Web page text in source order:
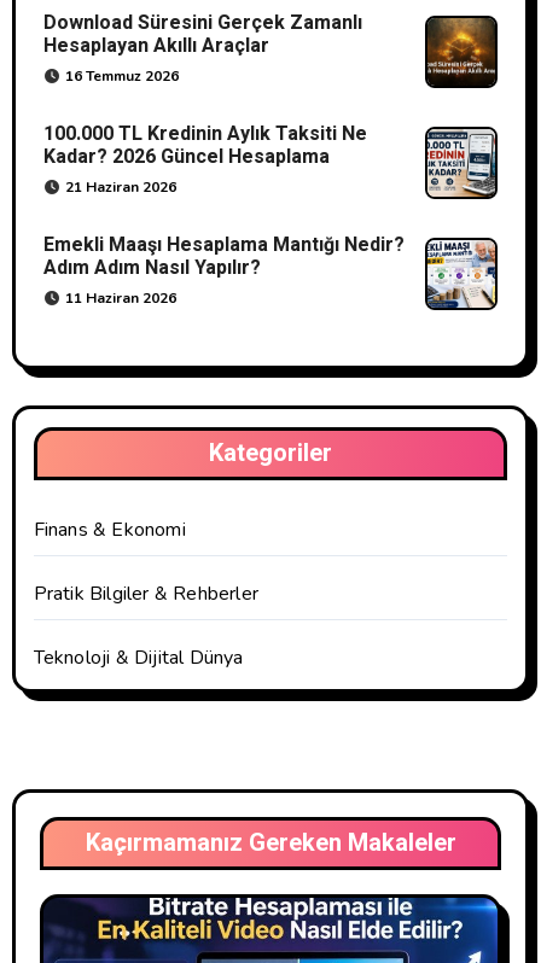
Download Süresini Gerçek Zamanlı
Hesaplayan Akıllı Araçlar
16 Temmuz 2026
100.000 TL Kredinin Aylık Taksiti Ne
Kadar? 2026 Güncel Hesaplama
21 Haziran 2026
Emekli Maaşı Hesaplama Mantığı Nedir?
Adım Adım Nasıl Yapılır?
11 Haziran 2026
Kategoriler
Finans & Ekonomi
Pratik Bilgiler & Rehberler
Teknoloji & Dijital Dünya
Kaçırmamanız Gereken Makaleler